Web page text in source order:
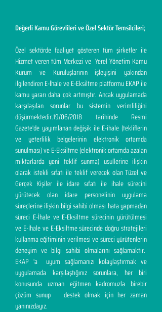
Değerli Kamu Görevlileri ve Özel Sektör Temsilcileri;
Özel sektörde faaliyet gösteren tüm şirketler ile
Hizmet veren tüm Merkezi ve Yerel Yönetim Kamu
Kurum ve Kuruluşlarının işleyişini yakından
ilgilendiren E-İhale ve E-Eksiltme platformu EKAP ile
kamu yararı daha çok artmıştır. Ancak uygulamada
karşılaşılan sorunlar bu sistemin verimliliğini
düşürmektedir.19/06/2018 tarihinde Resmi
Gazete'de yayımlanan değişik ile E-ihale (tekliflerin
ve yeterlilik belgelerinin elektronik ortamda
sunulması) ve E-Eksiltme (elektronik ortamda azalan
miktarlarda yeni teklif sunma) usullerine ilişkin
olarak istekli sıfatı ile teklif verecek olan Tüzel ve
Gerçek Kişiler ile idare sıfatı ile ihale sürecini
yürütecek olan idare personelinin uygulama
süreçlerine ilişkin bilgi sahibi olması hata yapmadan
süreci E-İhale ve E-Eksiltme sürecinin yürütülmesi
ve E-İhale ve E-Eksiltme sürecinde doğru stratejileri
kullanma eğitiminin verilmesi ve süreci yürütenlerin
deneyim ve bilgi sahibi olmalarını sağlamaktır.
EKAP 'a uyum sağlamanızı kolaylaştırmak ve
uygulamada karşılaştığınız sorunlara, her biri
konusunda uzman eğitmen kadromuzla birebir
çözüm sunup destek olmak için her zaman
yanınızdayız.